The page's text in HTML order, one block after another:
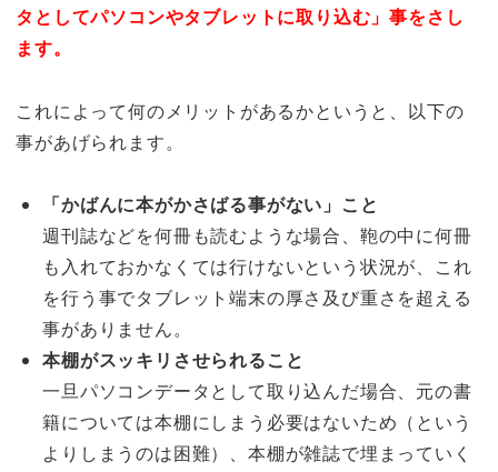
タとしてパソコンやタブレットに取り込む」事をさし
ます。
これによって何のメリットがあるかというと、以下の
事があげられます。
「かばんに本がかさばる事がない」こと
週刊誌などを何冊も読むような場合、鞄の中に何冊
も入れておかなくては行けないという状況が、これ
を行う事でタブレット端末の厚さ及び重さを超える
事がありません。
本棚がスッキリさせられること
一旦パソコンデータとして取り込んだ場合、元の書
籍については本棚にしまう必要はないため（という
よりしまうのは困難）、本棚が雑誌で埋まっていく